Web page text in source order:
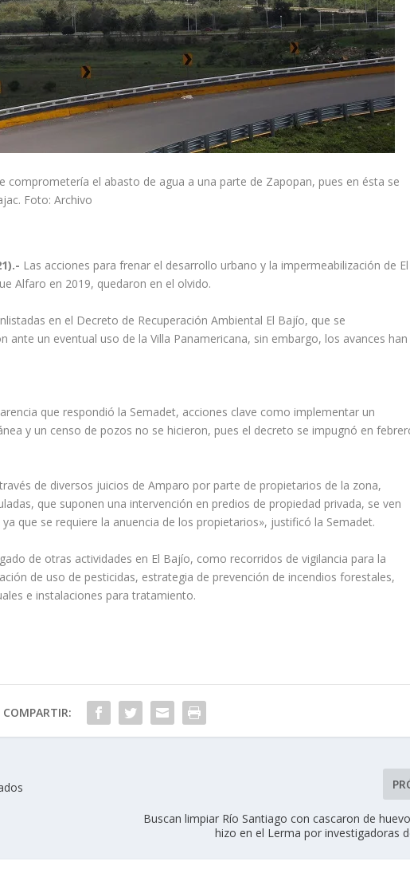
comprometería el abasto de agua a una parte de Zapopan, pues en ésta se
Foto: Archivo
Las acciones para frenar el desarrollo urbano y la impermeabilización de El
Alfaro en 2019, quedaron en el olvido.
en el Decreto de Recuperación Ambiental El Bajío, que se
ante un eventual uso de la Villa Panamericana, sin embargo, los avances han
que respondió la Semadet, acciones clave como implementar un
y un censo de pozos no se hicieron, pues el decreto se impugnó en
de diversos juicios de Amparo por parte de propietarios de la zona,
que suponen una intervención en predios de propiedad privada, se ven
que se requiere la anuencia de los propietarios», justificó la Semadet.
de otras actividades en El Bajío, como recorridos de vigilancia para la
de uso de pesticidas, estrategia de prevención de incendios forestales,
e instalaciones para tratamiento.
COMPARTIR:
Buscan limpiar Río Santiago con cascaron de
hizo en el Lerma por investigadoras